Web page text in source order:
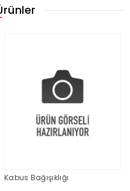
Kabus Bağışıklığı